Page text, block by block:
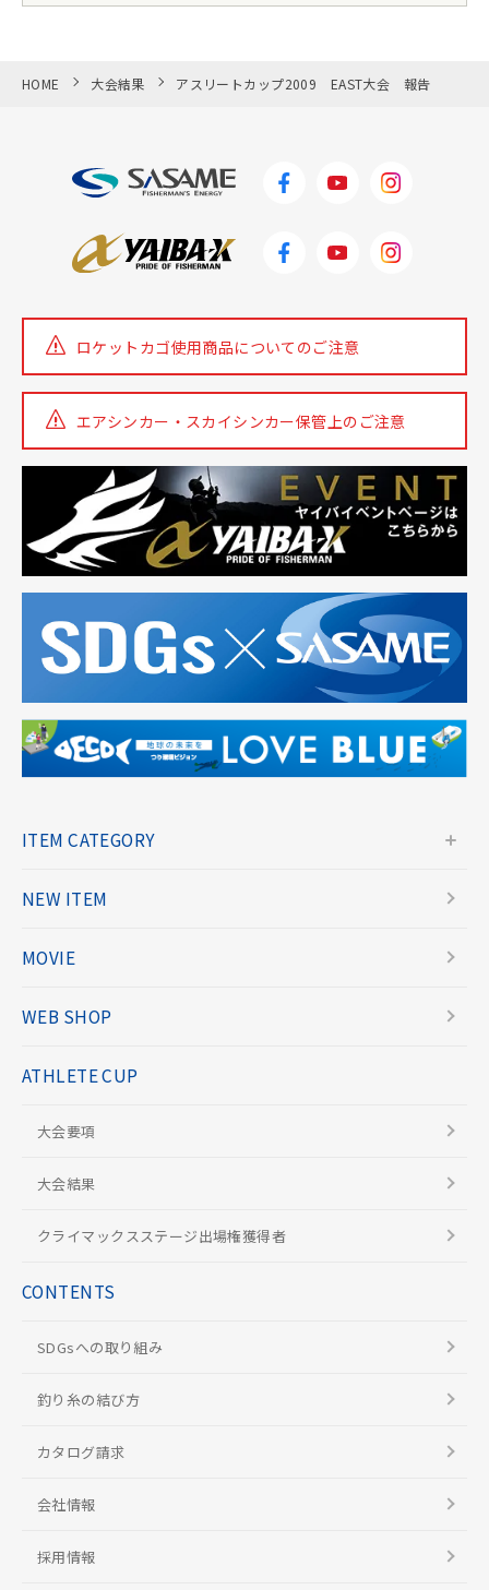
HOME 大会結果 アスリートカップ2009 EAST大会 報告
ロケットカゴ使用商品についてのご注意
エアシンカー・スカイシンカー保管上のご注意
ITEM CATEGORY
NEW ITEM
MOVIE
WEB SHOP
ATHLETE CUP
大会要項
大会結果
クライマックスステージ出場権獲得者
CONTENTS
SDGsへの取り組み
釣り糸の結び方
カタログ請求
会社情報
採用情報